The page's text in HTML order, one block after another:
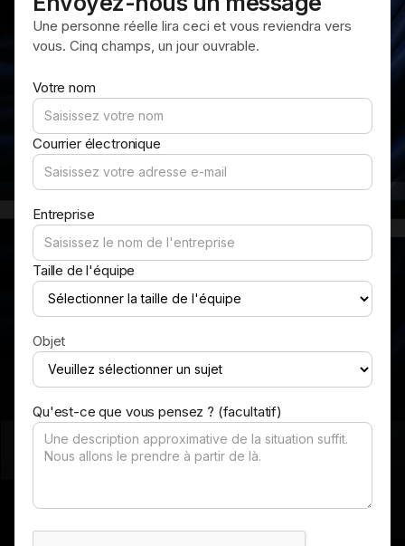
Une personne réelle lira ceci et vous reviendra vers
vous. Cinq champs, un jour ouvrable.
Votre nom
Courrier électronique
Entreprise
Taille de l'équipe
Objet
Qu'est-ce que vous pensez ? (facultatif)